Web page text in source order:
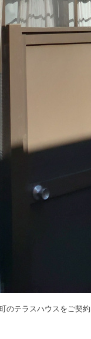
のテラスハウスをご契